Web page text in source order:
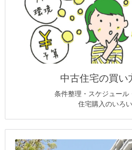
中古住宅の買い
条件整理・スケジュール
住宅購入のいろ